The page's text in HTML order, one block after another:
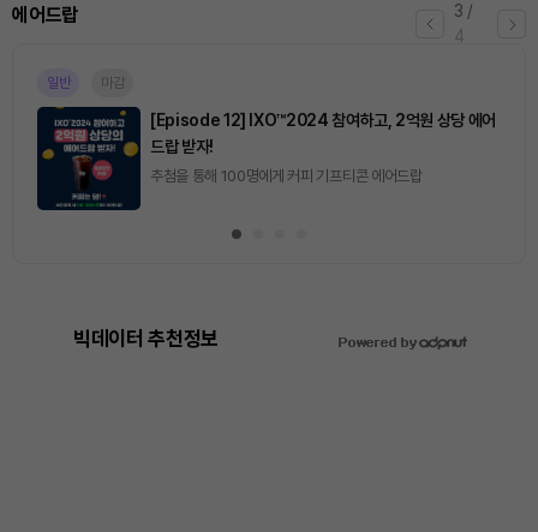
3 /
4
에어드랍
일반 마감
[Episode 12] IXO™2024 참여하고, 2억원 상당 에어
드랍 받자!
추첨을 통해 100명에게 커피 기프티콘 에어드랍
빅데이터 추천정보